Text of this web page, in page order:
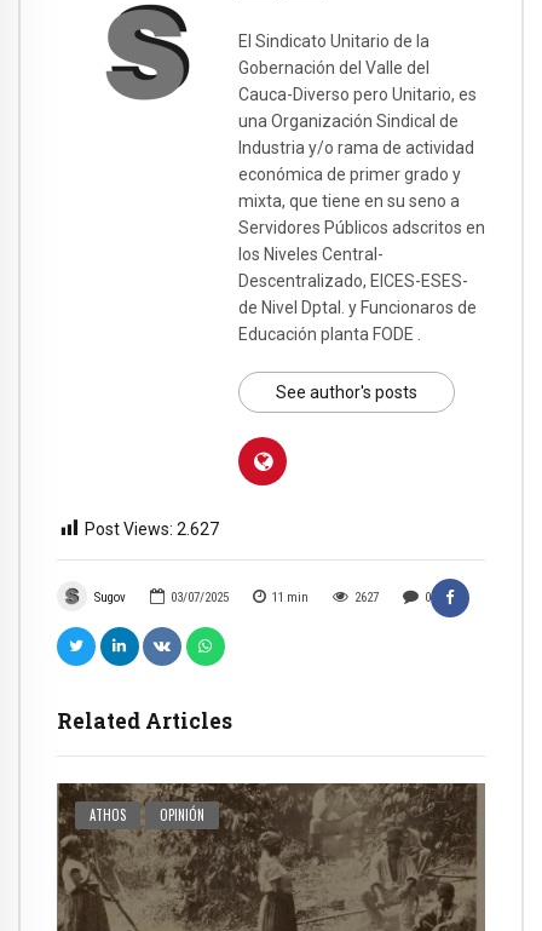
Sugov 03/07/2025 11 min 2627 0
Related Articles
ATHOS OPINIÓN
El Sindicato Unitario de la
Gobernación del Valle del
Cauca-Diverso pero Unitario, es
una Organización Sindical de
Industria y/o rama de actividad
económica de primer grado y
mixta, que tiene en su seno a
Servidores Públicos adscritos en
los Niveles Central-
Descentralizado, EICES-ESES-
de Nivel Dptal. y Funcionaros de
Educación planta FODE .
See author's posts
Post Views: 2.627